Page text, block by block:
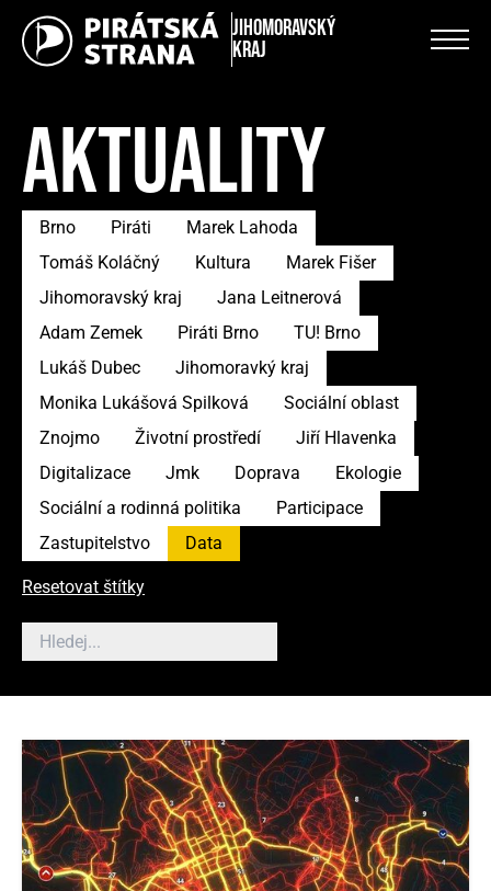
Jihomoravský
kraj
AKTUALITY
Brno Piráti
Marek Lahoda
Tomáš Koláčný
Kultura
Marek Fišer
Jihomoravský kraj
Jana Leitnerová
Adam Zemek
Piráti Brno
TU! Brno
Lukáš Dubec
Jihomoravký kraj
Monika Lukášová Spilková
Sociální oblast
Znojmo
Životní prostředí
Jiří Hlavenka
Digitalizace
Jmk Doprava
Ekologie
Sociální a rodinná politika
Participace
Zastupitelstvo
Data
Resetovat štítky